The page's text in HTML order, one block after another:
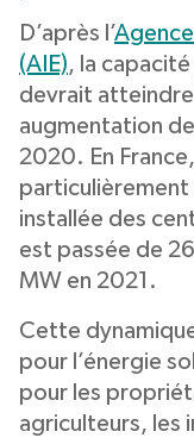
D’après l’
(AIE), la
devrait
augmentation
2020. En
particulièrement
installée des
est passée de
MW en 2021.
Cette
pour l’énergie
pour les
agriculteurs, les